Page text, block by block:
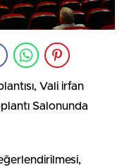
Vali irfan
Salonunda